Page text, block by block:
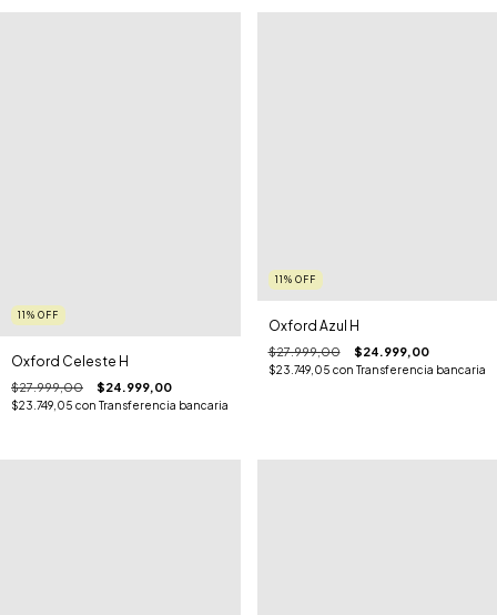
11 % OFF
Oxford Celeste H
$27.999,00 $24.999,00
$23.749,05 con Transferencia bancaria
11 % OFF
Oxford Azul H
$27.999,00 $24.999,00
$23.749,05 con Transferencia bancaria